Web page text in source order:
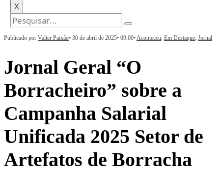
X
Publicado por Valter Paixão• 30 de abril de 2025• 09:00•Aconteceu, Em Destaque, Jornal
Jornal Geral “O
Borracheiro” sobre a
Campanha Salarial
Unificada 2025 Setor de
Artefatos de Borracha